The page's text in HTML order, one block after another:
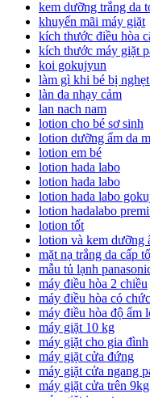
kem dưỡng trắng da
khuyến mãi máy giặt
kích thước điều hòa
kích thước máy giặt
koi gokujyun
làm gì khi bé bị
làn da nhạy cảm
lan nach nam
lotion cho bé sơ sinh
lotion dưỡng ẩm da
lotion em bé
lotion hada labo
lotion hada labo
lotion hada labo
lotion hadalabo
lotion tốt
lotion và kem dưỡng
mặt nạ trắng da cấp
mẫu tủ lạnh
máy điều hòa 2 chiều
máy điều hòa có
máy điều hòa độ ẩm
máy giặt 10 kg
máy giặt cho gia đình
máy giặt cửa đứng
máy giặt cửa ngang
máy giặt cửa trên 9kg